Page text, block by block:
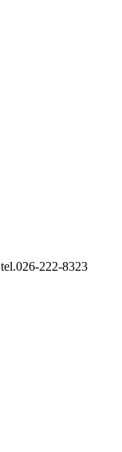
tel.026-222-8323